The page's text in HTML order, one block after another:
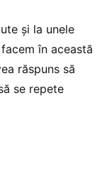
și la unele
în această
răspuns să
se repete